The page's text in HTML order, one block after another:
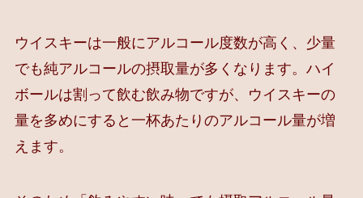
ウイスキーは一般にアルコール度数が高く、少量
でも純アルコールの摂取量が多くなります。ハイ
ボールは割って飲む飲み物ですが、ウイスキーの
量を多めにすると一杯あたりのアルコール量が増
えます。